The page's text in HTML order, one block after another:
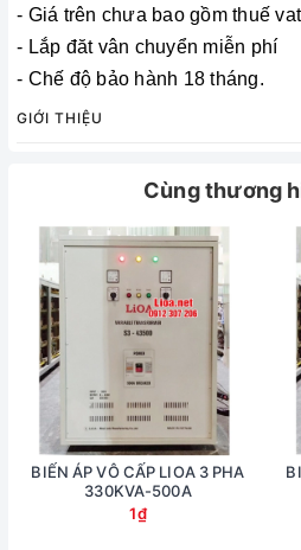
- Giá trên chưa bao gồm thuế
- Lắp đăt vân chuyển miễn phí
- Chế độ bảo hành 18 tháng.
GIỚI THIỆU
Cùng thương
BIẾN ÁP VÔ CẤP LIOA 3 PHA
330KVA-500A
1₫